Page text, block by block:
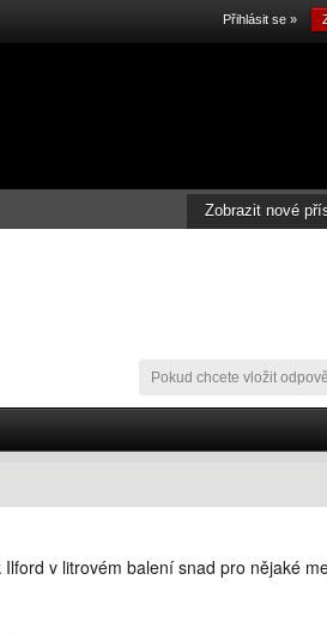
Přihlásit se »
Zobrazit nové
Pokud chcete vložit
v litrovém balení snad pro nějaké